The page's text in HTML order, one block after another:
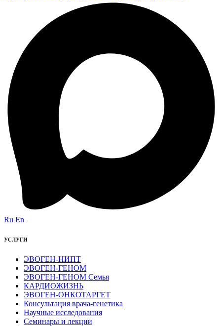
Ru En
УСЛУГИ
ЭВОГЕН-НИПТ
ЭВОГЕН-ГЕНОМ
ЭВОГЕН-ГЕНОМ Семья
КАРДИОЖИЗНЬ
ЭВОГЕН-ОНКОТАРГЕТ
Консультация врача-генетика
Научные исследования
Семинары и лекции